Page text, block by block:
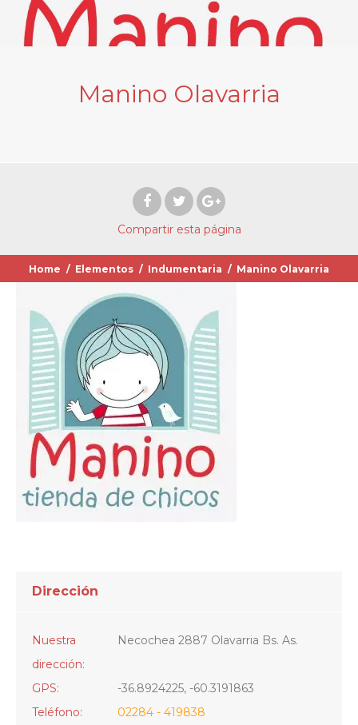
Manino Olavarria
Compartir esta página
Home / Elementos / Indumentaria / Manino Olavarria
Dirección
Nuestra
dirección:
Necochea 2887 Olavarria Bs. As.
GPS:
-36.8924225, -60.3191863
Teléfono:
02284 - 419838